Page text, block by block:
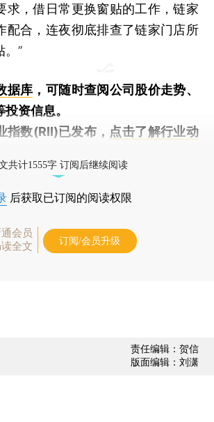
求，借日常更换窗贴的工作，链家
配合，连夜彻底排查了链家门店所
。”
据库 ，可随时查阅公司股价走势、
资信息。
指数(RII)已发布， 点击了解行业动
共计1555字 订阅后继续阅读
后获取已订阅的阅读权限
会员
全文
订阅/会员升级
责任编辑：贺信
版面编辑：刘潇